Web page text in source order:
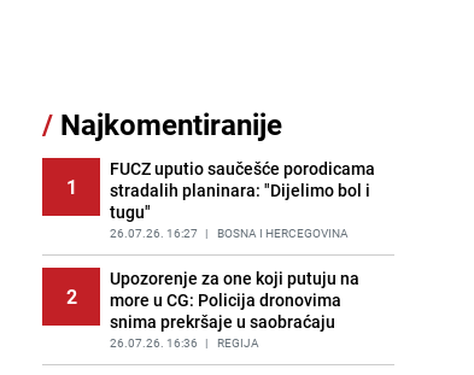
11
Lažne novčanice preplavljuju
tržište: Ove eure najčešće
pokušavaju podvaliti
PRIJE 1 DAN | SVIJET
12
Recept za brze uštipke: Ne upijaju
ulje i gotovi su za 30 minuta
PRIJE 1 DAN | RECEPTI
Imate tikvice i piletinu? Napravite
ovaj brzi ručak iz jedne tave
PRIJE 1 DAN | RECEPTI
/ Najkomentiranije
1
FUCZ uputio saučešće porodicama
stradalih planinara: "Dijelimo bol i
tugu"
26.07.26. 16:27 | BOSNA I HERCEGOVINA
2
Upozorenje za one koji putuju na
more u CG: Policija dronovima
snima prekršaje u saobraćaju
26.07.26. 16:36 | REGIJA